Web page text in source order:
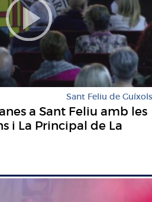
Sant Feliu de Guíxols
a Sant Feliu amb les
i La Principal de La